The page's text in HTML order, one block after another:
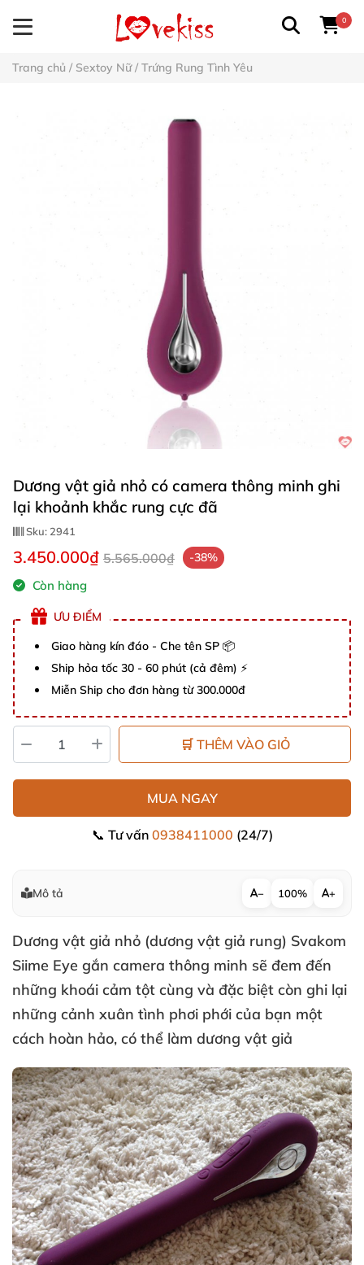
0
Trang chủ / Sextoy Nữ/ Trứng Rung Tình Yêu
Dương vật giả nhỏ có camera thông minh ghi
lại khoảnh khắc rung cực đã
Sku: 2941
3.450.000₫ 5.565.000₫ -38%
Còn hàng
ƯU ĐIỂM
Giao hàng kín đáo - Che tên SP 📦
Ship hỏa tốc 30 - 60 phút (cả đêm) ⚡
Miễn Ship cho đơn hàng từ 300.000đ
🛒 THÊM VÀO GIỎ
MUA NGAY
📞 Tư vấn 0938411000 (24/7)
Mô tả − 100% +
Dương vật giả nhỏ (dương vật giả rung) Svakom
Siime Eye gắn camera thông minh sẽ đem đến
những khoái cảm tột cùng và đặc biệt còn ghi lại
những cảnh xuân tình phơi phới của bạn một
cách hoàn hảo, có thể làm dương vật giả